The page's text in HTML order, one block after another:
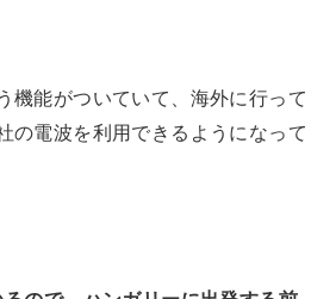
機能がついていて、海外に行って
の電波を利用できるようになって